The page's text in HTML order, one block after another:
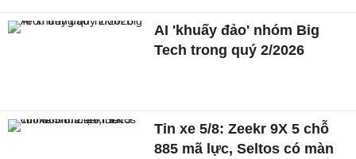
AI 'khuấy đảo' nhóm Big
Tech trong quý 2/2026
Tin xe 5/8: Zeekr 9X 5 chỗ
885 mã lực, Seltos có màn